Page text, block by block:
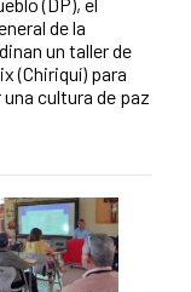
de la
un taller de
(Chiriquí) para
cultura de paz